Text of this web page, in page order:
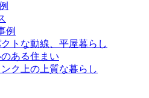
例
トな動線、平屋暮らし
ある住まい
ク上の上質な暮らし